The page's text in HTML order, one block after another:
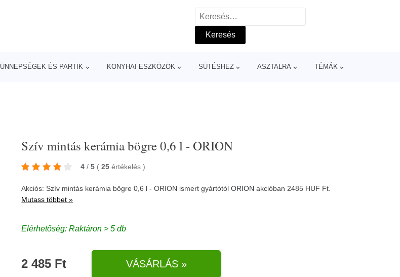
Keresés:
ÜNNEPSÉGEK ÉS PARTIK KONYHAI ESZKÖZÖK SÜTÉSHEZ ASZTALRA TÉMÁK
Szív mintás kerámia bögre 0,6 l - ORION
4 / 5 ( 25 értékelés)
Akciós: Szív mintás kerámia bögre 0,6 l - ORION ismert gyártótólORION akcióban 2485 HUF Ft.
Mutass többet »
Elérhetőség: Raktáron > 5 db
2 485 Ft VÁSÁRLÁS »